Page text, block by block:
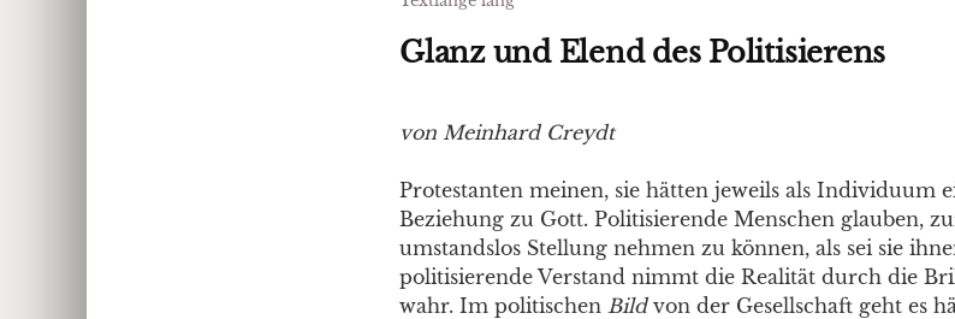
Glanz und Elend des Politisierens
von Meinhard Creydt
Protestanten meinen, sie hätten jeweils als Individuum
Beziehung zu Gott. Politisierende Menschen glauben,
umstandslos Stellung nehmen zu können, als sei sie
politisierende Verstand nimmt die Realität durch die
wahr. Im politischen Bildvon der Gesellschaft geht es